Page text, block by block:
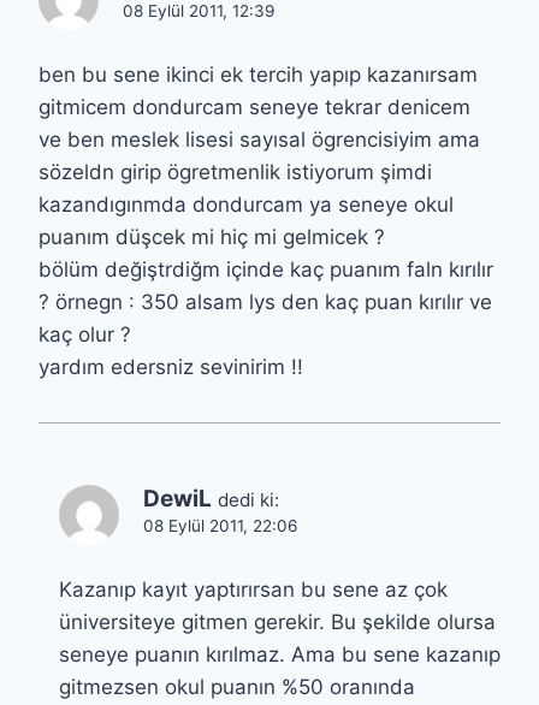
08 Eylül 2011, 12:39
ben bu sene ikinci ek tercih yapıp kazanırsam
gitmicem dondurcam seneye tekrar denicem
ve ben meslek lisesi sayısal ögrencisiyim ama
sözeldn girip ögretmenlik istiyorum şimdi
kazandıgınmda dondurcam ya seneye okul
puanım düşcek mi hiç mi gelmicek ?
bölüm değiştrdiğm içinde kaç puanım faln kırılır
? örnegn : 350 alsam lys den kaç puan kırılır ve
kaç olur ?
yardım edersniz sevinirim !!
DewiL dedi ki:
08 Eylül 2011, 22:06
Kazanıp kayıt yaptırırsan bu sene az çok
üniversiteye gitmen gerekir. Bu şekilde olursa
seneye puanın kırılmaz. Ama bu sene kazanıp
gitmezsen okul puanın %50 oranında